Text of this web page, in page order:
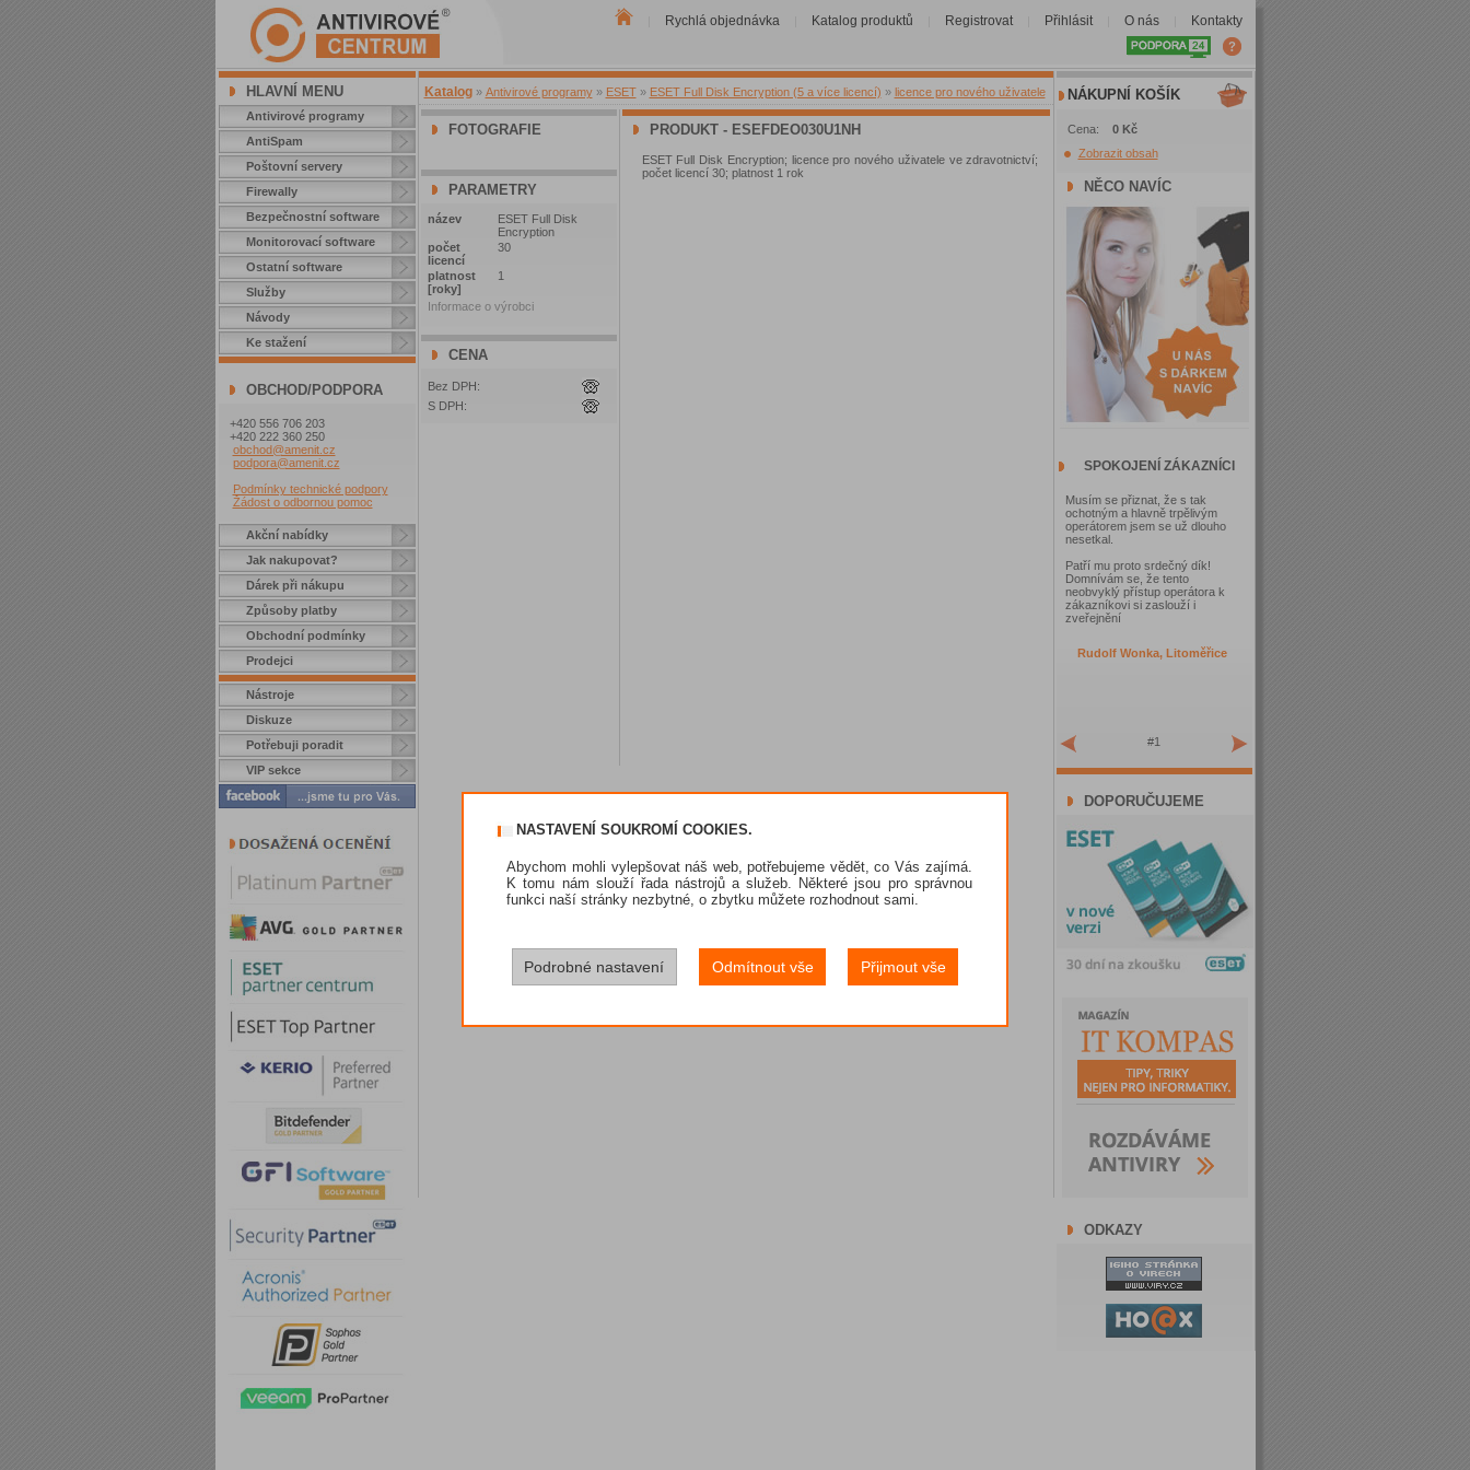
Rychlá objednávka Katalog produktů Registrovat Přihlásit O nás Kontakty
HLAVNÍ MENU
Antivirové programy
AntiSpam
Poštovní servery
Firewally
Bezpečnostní software
Monitorovací software
Ostatní software
Služby
Návody
Ke stažení
OBCHOD/PODPORA
+420 556 706 203
+420 222 360 250
obchod@amenit.cz
podpora@amenit.cz
Podmínky technické podpory
Žádost o odbornou pomoc
Akční nabídky
Jak nakupovat?
Dárek při nákupu
Způsoby platby
Obchodní podmínky
Prodejci
Nástroje
Diskuze
Potřebuji poradit
VIP sekce
Katalog » Antivirové programy » ESET » ESET Full Disk Encryption (5 a více licencí) » licence pro nového uživatele
FOTOGRAFIE
PARAMETRY
název
ESET Full Disk
Encryption
počet
licencí
30
platnost
[roky]
1
Informace o výrobci
CENA
Bez DPH:
S DPH:
PRODUKT - ESEFDEO030U1NH
ESET Full Disk Encryption; licence pro nového uživatele ve zdravotnictví;
počet licencí 30; platnost 1 rok
NÁKUPNÍ KOŠÍK
Cena: 0 Kč
Zobrazit obsah
NĚCO NAVÍC
SPOKOJENÍ ZÁKAZNÍCI
Musím se přiznat, že s tak
ochotným a hlavně trpělivým
operátorem jsem se už dlouho
nesetkal.
Patří mu proto srdečný dík!
Domnívám se, že tento
neobvyklý přístup operátora k
zákazníkovi si zaslouží i
zveřejnění
Rudolf Wonka, Litoměřice
#1
DOPORUČUJEME
ODKAZY
NASTAVENÍ SOUKROMÍ COOKIES.
Abychom mohli vylepšovat náš web, potřebujeme vědět, co Vás zajímá.
K tomu nám slouží řada nástrojů a služeb. Některé jsou pro správnou
funkci naší stránky nezbytné, o zbytku můžete rozhodnout sami.
Podrobné nastavení Odmítnout vše Přijmout vše